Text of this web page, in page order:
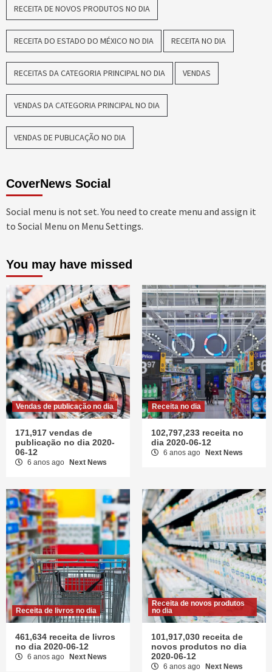
RECEITA DE NOVOS PRODUTOS NO DIA
RECEITA DO ESTADO DO MÉXICO NO DIA RECEITA NO DIA
RECEITAS DA CATEGORIA PRINCIPAL NO DIA VENDAS
VENDAS DA CATEGORIA PRINCIPAL NO DIA
VENDAS DE PUBLICAÇÃO NO DIA
CoverNews Social
Social menu is not set. You need to create menu and assign it
to Social Menu on Menu Settings.
You may have missed
Vendas de publicação no dia
171,917 vendas de
publicação no dia 2020-
06-12
6 anos ago Next News
Receita no dia
102,797,233 receita no
dia 2020-06-12
6 anos ago Next News
Receita de livros no dia
461,634 receita de livros
no dia 2020-06-12
6 anos ago Next News
Receita de novos produtos
no dia
101,917,030 receita de
novos produtos no dia
2020-06-12
6 anos ago Next News